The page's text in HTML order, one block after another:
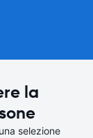
la
selezione